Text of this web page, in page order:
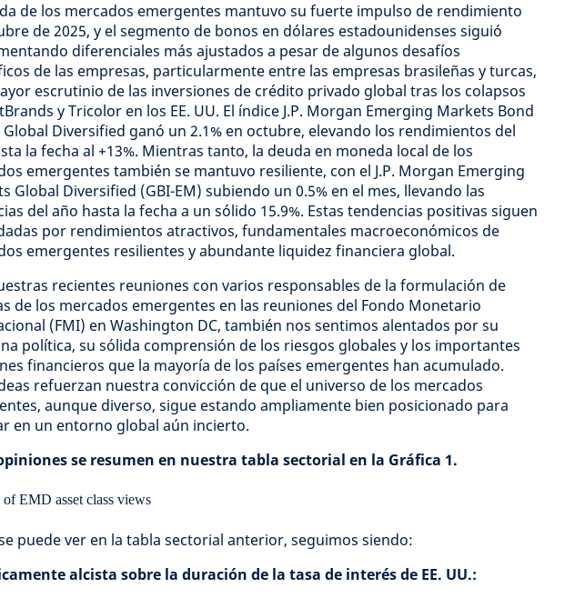
de los mercados emergentes mantuvo su fuerte impulso de rendimiento
de 2025, y el segmento de bonos en dólares estadounidenses siguió
diferenciales más ajustados a pesar de algunos desafíos
de las empresas, particularmente entre las empresas brasileñas y turcas,
escrutinio de las inversiones de crédito privado global tras los colapsos
y Tricolor en los EE. UU. El índice J.P. Morgan Emerging Markets Bond
Global Diversified ganó un 2.1% en octubre, elevando los rendimientos del
la fecha al +13%. Mientras tanto, la deuda en moneda local de los
emergentes también se mantuvo resiliente, con el J.P. Morgan Emerging
Global Diversified (GBI-EM) subiendo un 0.5% en el mes, llevando las
del año hasta la fecha a un sólido 15.9%. Estas tendencias positivas siguen
por rendimientos atractivos, fundamentales macroeconómicos de
emergentes resilientes y abundante liquidez financiera global.
recientes reuniones con varios responsables de la formulación de
de los mercados emergentes en las reuniones del Fondo Monetario
(FMI) en Washington DC, también nos sentimos alentados por su
política, su sólida comprensión de los riesgos globales y los importantes
financieros que la mayoría de los países emergentes han acumulado.
refuerzan nuestra convicción de que el universo de los mercados
aunque diverso, sigue estando ampliamente bien posicionado para
en un entorno global aún incierto.
se resumen en nuestra tabla sectorial en la Gráfica 1.
puede ver en la tabla sectorial anterior, seguimos siendo:
alcista sobre la duración de la tasa de interés de EE. UU.: